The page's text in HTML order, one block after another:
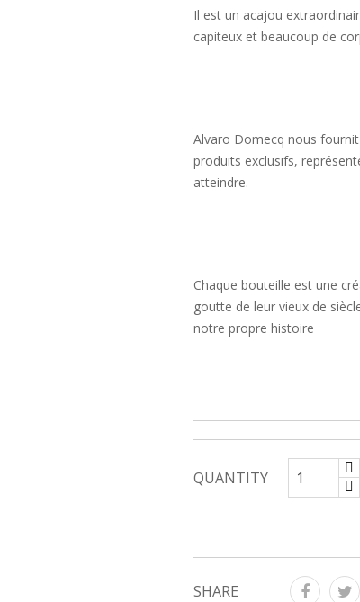
Il est un acajou
capiteux et beaucoup de
Alvaro Domecq nous
produits exclusifs,
atteindre.
Chaque bouteille est une
goutte de leur vieux de
notre propre histoire
QUANTITY
SHARE